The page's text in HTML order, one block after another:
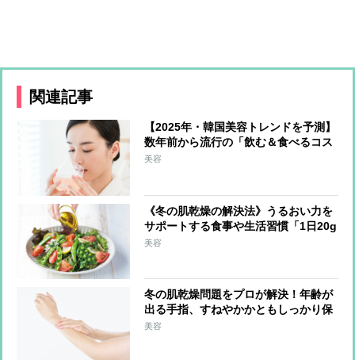
関連記事
【2025年・韓国美容トレンドを予測】
数年前から流行の「飲む＆食べるコス
メ」が日本上陸か 最注目は上あごに
美容
《冬の肌乾燥の解決法》うるおい力を
サポートする食事や生活習慣「1日20g
の油脂を」「外出時はマスクで保湿」
美容
冬の肌乾燥問題をプロが解決！年齢が
出る手指、すねやかかともしっかり保
湿「調理中はこまめに手を拭く」のも
美容